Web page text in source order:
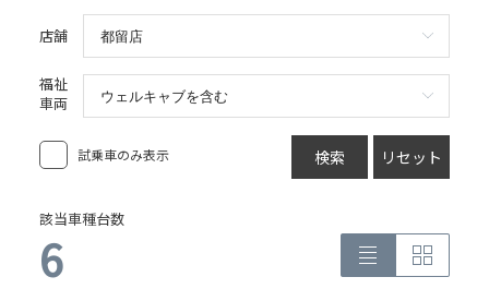
店舗
福祉
車両
試乗車のみ表示 検索 リセット
該当車種台数
6